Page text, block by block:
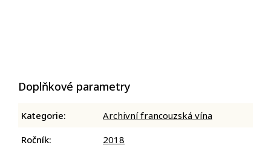
Doplňkové parametry
Kategorie:
Archivní francouzská vína
Ročník: 2018